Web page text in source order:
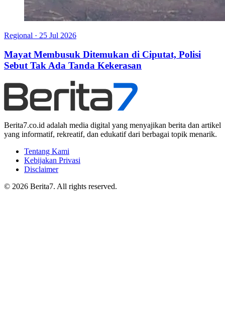
Regional · 25 Jul 2026
Mayat Membusuk Ditemukan di Ciputat, Polisi
Sebut Tak Ada Tanda Kekerasan
Berita7.co.id adalah media digital yang menyajikan berita dan artikel
yang informatif, rekreatif, dan edukatif dari berbagai topik menarik.
Tentang Kami
Kebijakan Privasi
Disclaimer
© 2026 Berita7. All rights reserved.